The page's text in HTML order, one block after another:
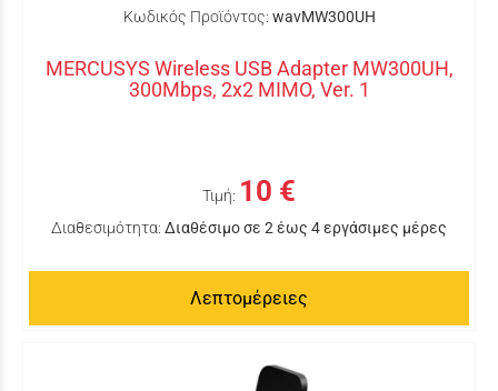
Κωδικός Προϊόντος: wavMW300UH
MERCUSYS Wireless USB Adapter MW300UH,
300Mbps, 2x2 MIMO, Ver. 1
Τιμή: 10 €
Διαθεσιμότητα: Διαθέσιμο σε 2 έως 4 εργάσιμες μέρες
Λεπτομέρειες